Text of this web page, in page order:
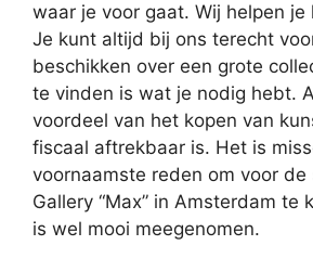
waar je voor gaat. Wij helpen je
Je kunt altijd bij ons terecht
beschikken over een grote
te vinden is wat je nodig hebt.
voordeel van het kopen van
fiscaal aftrekbaar is. Het is
voornaamste reden om voor de
Gallery “Max” in Amsterdam te
is wel mooi meegenomen.